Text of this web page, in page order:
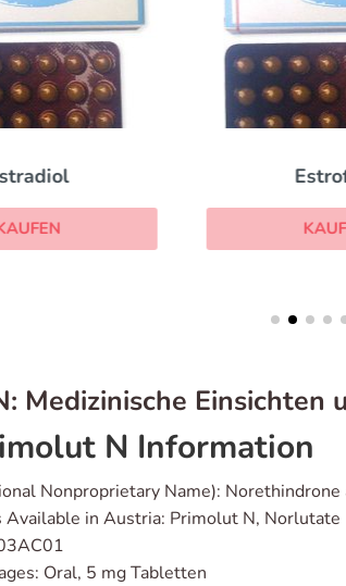
Medizinische Einsichten
N Information
Nonproprietary Name): Norethindrone
Available in Austria: Primolut N, Norlutate
Oral, 5 mg Tabletten